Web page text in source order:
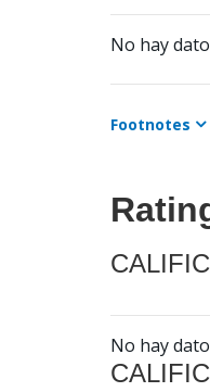
No hay
Footnotes
No hay